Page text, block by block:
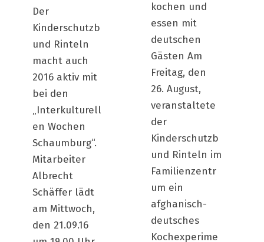
Der
Kinderschutzb
und Rinteln
macht auch
2016 aktiv mit
bei den
„Interkulturell
en Wochen
Schaumburg“.
Mitarbeiter
Albrecht
Schäffer lädt
am Mittwoch,
den 21.09.16
kochen und
essen mit
deutschen
Gästen Am
Freitag, den
26. August,
veranstaltete
der
Kinderschutzb
und Rinteln im
Familienzentr
um ein
afghanisch-
deutsches
Kochexperime